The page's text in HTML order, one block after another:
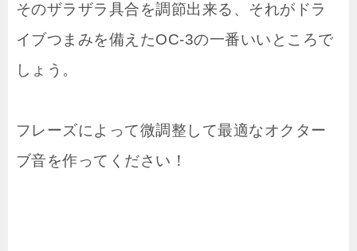
そのザラザラ具合を調節出来る、それがドラ
イブつまみを備えたOC-3の一番いいところで
しょう。
フレーズによって微調整して最適なオクター
ブ音を作ってください！